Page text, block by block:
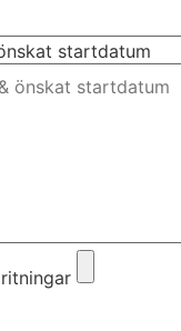
startdatum